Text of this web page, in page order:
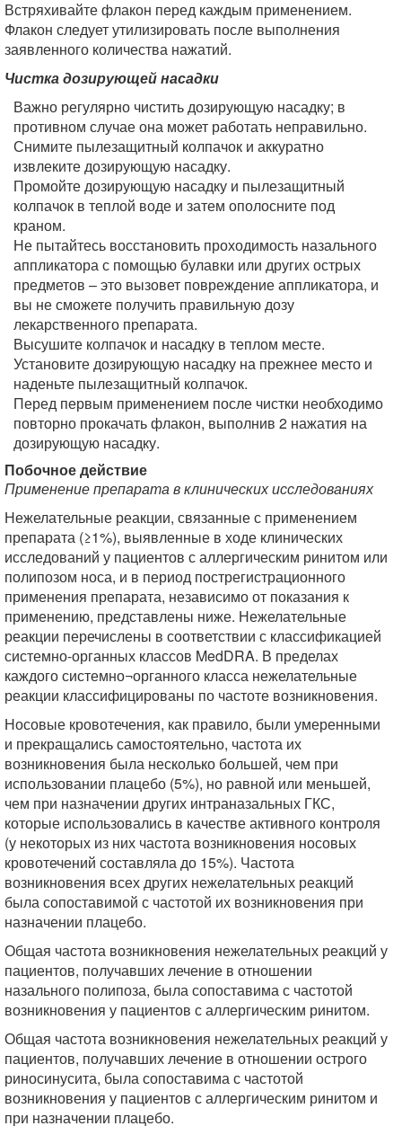
Встряхивайте флакон перед каждым применением.
Флакон следует утилизировать после выполнения
заявленного количества нажатий.
Чистка дозирующей насадки
Важно регулярно чистить дозирующую насадку; в
противном случае она может работать неправильно.
Снимите пылезащитный колпачок и аккуратно
извлеките дозирующую насадку.
Промойте дозирующую насадку и пылезащитный
колпачок в теплой воде и затем ополосните под
краном.
Не пытайтесь восстановить проходимость назального
аппликатора с помощью булавки или других острых
предметов – это вызовет повреждение аппликатора, и
вы не сможете получить правильную дозу
лекарственного препарата.
Высушите колпачок и насадку в теплом месте.
Установите дозирующую насадку на прежнее место и
наденьте пылезащитный колпачок.
Перед первым применением после чистки необходимо
повторно прокачать флакон, выполнив 2 нажатия на
дозирующую насадку.
Побочное действие
Применение препарата в клинических исследованиях
Нежелательные реакции, связанные с применением
препарата (≥1%), выявленные в ходе клинических
исследований у пациентов с аллергическим ринитом или
полипозом носа, и в период пострегистрационного
применения препарата, независимо от показания к
применению, представлены ниже. Нежелательные
реакции перечислены в соответствии с классификацией
системно-органных классов MedDRA. В пределах
каждого системно¬органного класса нежелательные
реакции классифицированы по частоте возникновения.
Носовые кровотечения, как правило, были умеренными
и прекращались самостоятельно, частота их
возникновения была несколько большей, чем при
использовании плацебо (5%), но равной или меньшей,
чем при назначении других интраназальных ГКС,
которые использовались в качестве активного контроля
(у некоторых из них частота возникновения носовых
кровотечений составляла до 15%). Частота
возникновения всех других нежелательных реакций
была сопоставимой с частотой их возникновения при
назначении плацебо.
Общая частота возникновения нежелательных реакций у
пациентов, получавших лечение в отношении
назального полипоза, была сопоставима с частотой
возникновения у пациентов с аллергическим ринитом.
Общая частота возникновения нежелательных реакций у
пациентов, получавших лечение в отношении острого
риносинусита, была сопоставима с частотой
возникновения у пациентов с аллергическим ринитом и
при назначении плацебо.